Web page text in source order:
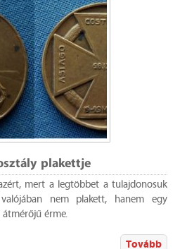
plakettje
mert a legtöbbet a tulajdonosuk
nem plakett, hanem egy
átmérőjű érme.
Tovább